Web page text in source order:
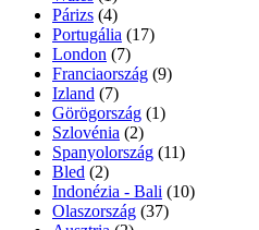
Párizs (4)
Portugália (17)
London (7)
Franciaország (9)
Izland (7)
Görögország (1)
Szlovénia (2)
Spanyolország (11)
Bled (2)
Indonézia - Bali (10)
Olaszország (37)